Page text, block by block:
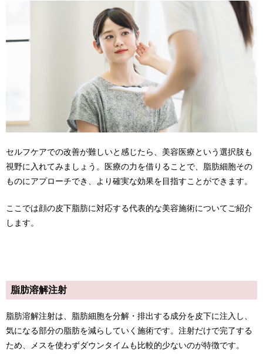
セルフケアでの改善が難しいと感じたら、美容医療という選択肢も
視野に入れてみましょう。医療の力を借りることで、脂肪細胞その
ものにアプローチでき、より確実な効果を目指すことができます。
ここでは顔の皮下脂肪に対応する代表的な美容施術についてご紹介
します。
脂肪溶解注射
脂肪溶解注射は、脂肪細胞を分解・排出する成分を皮下に注入し、
気になる部分の脂肪を減らしていく施術です。注射だけで完了する
ため、メスを使わずダウンタイムも比較的少ないのが特徴です。